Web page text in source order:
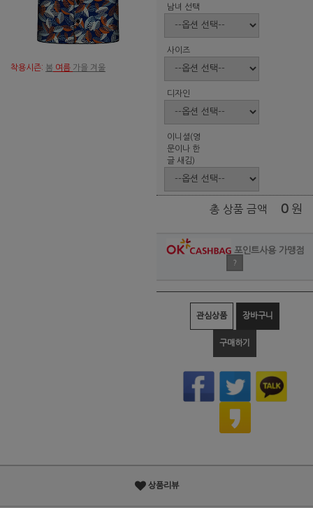
착용시즌: 봄 여름 가을 겨울
남녀 선택
사이즈
디자인
이니셜(영
문이나 한
글 새김)
총 상품 금액 0 원
포인트사용 가맹점
?
관심상품 장바구니
구매하기
상품리뷰